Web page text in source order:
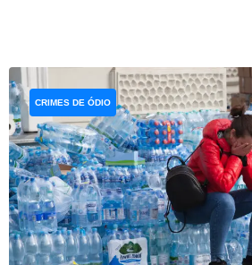
CRIMES DE ÓDIO